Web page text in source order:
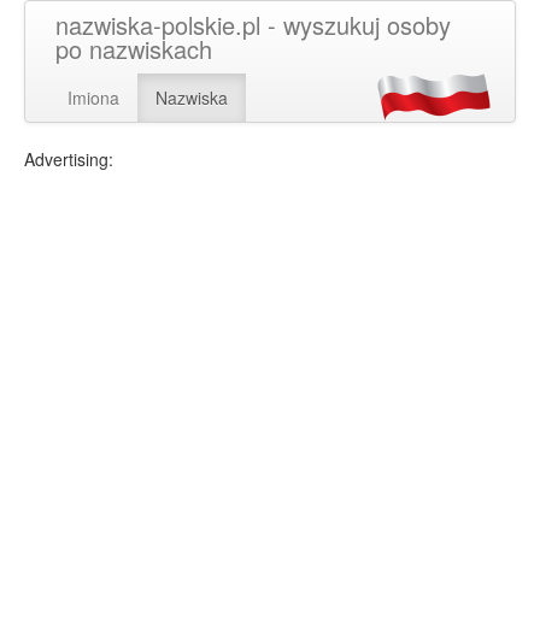
nazwiska-polskie.pl - wyszukuj osoby
po nazwiskach
Imiona Nazwiska
Advertising: